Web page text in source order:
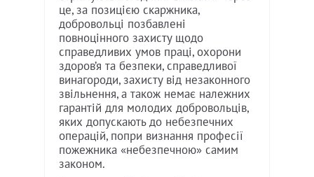
це, за позицією скаржника,
добровольці позбавлені
повноцінного захисту щодо
справедливих умов праці, охорони
здоров’я та безпеки, справедливої
винагороди, захисту від незаконного
звільнення, а також немає належних
гарантій для молодих добровольців,
яких допускають до небезпечних
операцій, попри визнання професії
пожежника «небезпечною» самим
законом.